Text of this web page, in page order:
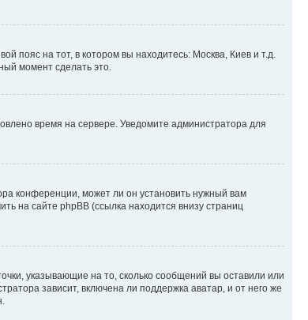
пояс на тот, в котором вы находитесь: Москва, Киев и т.д.
момент сделать это.
время на сервере. Уведомите администратора для
конференции, может ли он установить нужный вам
на сайте phpBB (ссылка находится внизу страниц
указывающие на то, сколько сообщений вы оставили или
зависит, включена ли поддержка аватар, и от него же